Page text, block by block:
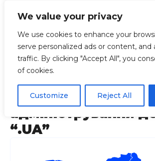
We value your privacy
We use cookies to enhance your
serve personalized ads or content, and
traffic. By clicking "Accept All", you
of cookies.
Customize Reject All
Головна Регіони Закони
Розпорядження
Міністрів України
адміністрування
“.UA”